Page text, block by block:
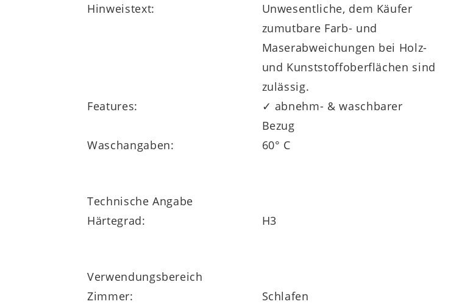
Hinweistext:
Unwesentliche, dem Käufer
zumutbare Farb- und
Maserabweichungen bei Holz-
und Kunststoffoberflächen sind
zulässig.
Features:
✓ abnehm- & waschbarer
Bezug
Waschangaben:
60° C
Technische Angabe
Härtegrad:
H3
Verwendungsbereich
Zimmer:
Schlafen